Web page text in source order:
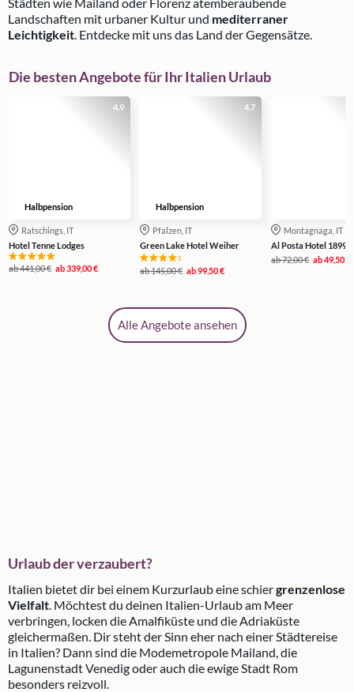
Landschaften mit urbaner Kultur und mediterraner
Leichtigkeit. Entdecke mit uns das Land der Gegensätze.
Die besten Angebote für Ihr Italien Urlaub
4.9
Halbpension
Ratschings, IT
Hotel Tenne Lodges
ab441,00 € ab339,00 €
4.7
Halbpension
Pfalzen, IT
Green Lake Hotel Weiher
s
ab145,00 € ab99,50 €
Montagnaga, IT
Al Posta Hotel 1899
ab72,00 € ab49,50 €
Alle Angebote ansehen
Urlaub der verzaubert?
Italien bietet dir bei einem Kurzurlaub eine schiergrenzenlose
Vielfalt. Möchtest du deinen Italien-Urlaub am Meer
verbringen, locken die Amalfiküste und die Adriaküste
gleichermaßen. Dir steht der Sinn eher nach einer Städtereise
in Italien? Dann sind die Modemetropole Mailand, die
Lagunenstadt Venedig oder auch die ewige Stadt Rom
besonders reizvoll.